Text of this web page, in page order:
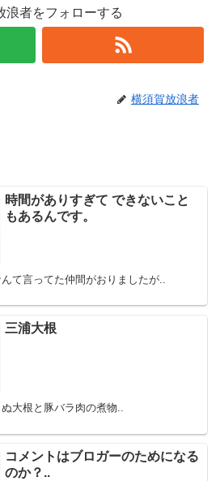
浪者をフォローする
横須賀放浪者
時間がありすぎて できないこと
もあるんです。
て言ってた仲間がおりましたが..
三浦大根
大根と豚バラ肉の煮物..
コメントはブロガーのためになる
のか？..